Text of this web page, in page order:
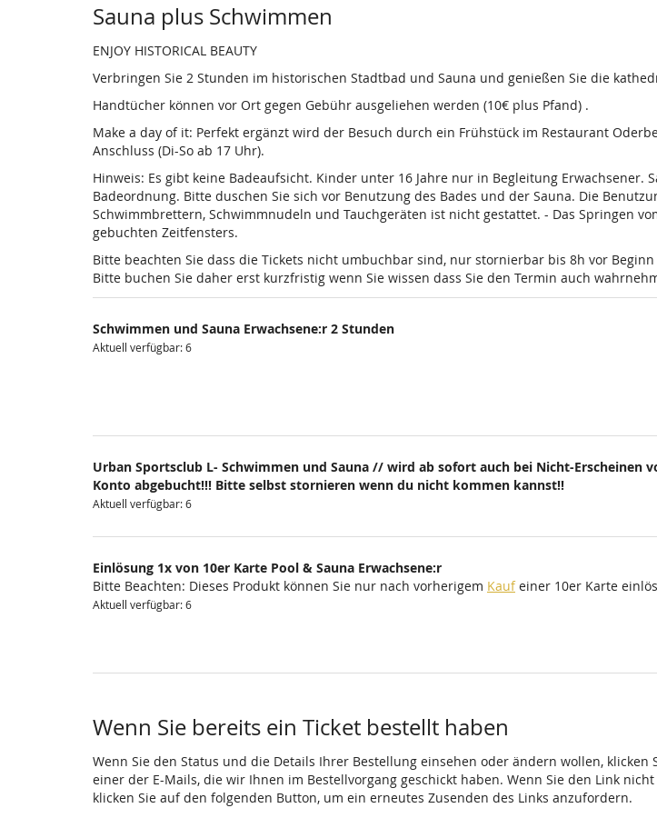
Sauna plus Schwimmen
ENJOY HISTORICAL BEAUTY
Verbringen Sie 2 Stunden im historischen Stadtbad und Sauna und genießen Sie die
Handtücher können vor Ort gegen Gebühr ausgeliehen werden (10€ plus Pfand) .
Make a day of it: Perfekt ergänzt wird der Besuch durch ein Frühstück im Restaurant
Anschluss (Di-So ab 17 Uhr).
Hinweis: Es gibt keine Badeaufsicht. Kinder unter 16 Jahre nur in Begleitung Erwachsener.
Badeordnung. Bitte duschen Sie sich vor Benutzung des Bades und der Sauna. Die
Schwimmbrettern, Schwimmnudeln und Tauchgeräten ist nicht gestattet. - Das Springen
gebuchten Zeitfensters.
Bitte beachten Sie dass die Tickets nicht umbuchbar sind, nur stornierbar bis 8h vor
Bitte buchen Sie daher erst kurzfristig wenn Sie wissen dass Sie den Termin auch
Schwimmen und Sauna Erwachsene:r 2 Stunden
Aktuell verfügbar: 6
Urban Sportsclub L- Schwimmen und Sauna // wird ab sofort auch bei Nicht-Erscheinen
Konto abgebucht!!! Bitte selbst stornieren wenn du nicht kommen kannst!!
Aktuell verfügbar: 6
Einlösung 1x von 10er Karte Pool & Sauna Erwachsene:r
Bitte Beachten: Dieses Produkt können Sie nur nach vorherigem Kaufeiner 10er Karte
Aktuell verfügbar: 6
Wenn Sie bereits ein Ticket bestellt haben
Wenn Sie den Status und die Details Ihrer Bestellung einsehen oder ändern wollen, klicken
einer der E-Mails, die wir Ihnen im Bestellvorgang geschickt haben. Wenn Sie den Link
klicken Sie auf den folgenden Button, um ein erneutes Zusenden des Links anzufordern.